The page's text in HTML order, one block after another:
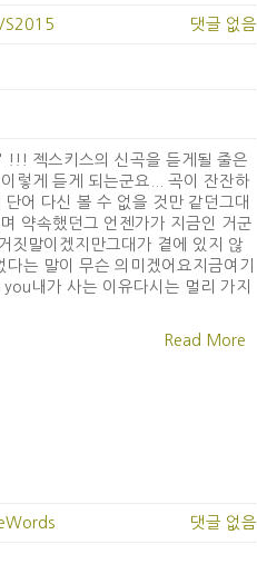
댓글 없음
!!! 젝스키스의 신곡을 듣게될 줄은
렇게 듣게 되는군요... 곡이 잔잔하
어 다신 볼 수 없을 것만 같던그대
약속했던그 언젠가가 지금인 거군
짓말이겠지만그대가 곁에 있지 않
는 말이 무슨 의미겠어요지금여기
내가 사는 이유다시는 멀리 가지
Read More
댓글 없음